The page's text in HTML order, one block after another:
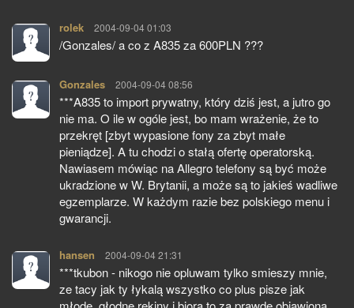
rolek pisze:
2004-09-04 01:03
/Gonzales/ a co z A835 za 600PLN ???
Gonzales pisze:
2004-09-04 08:56
***A835 to import prywatny, który dziś jest, a jutro go
nie ma. O ile w ogóle jest, bo mam wrażenie, że to
przekręt [zbyt wypasione fony za zbyt małe
pieniądze]. A tu chodzi o stałą ofertę operatorską.
Nawiasem mówiąc na Allegro telefony są być może
ukradzione w W. Brytanii, a może są to jakieś wadliwe
egzemplarze. W każdym razie bez polskiego menu i
gwarancji.
hansen pisze:
2004-09-04 21:31
***tkubon - nikogo nie opluwam tylko smieszy mnie,
ze tacy jak ty łykalą wszystko co plus pisze jak